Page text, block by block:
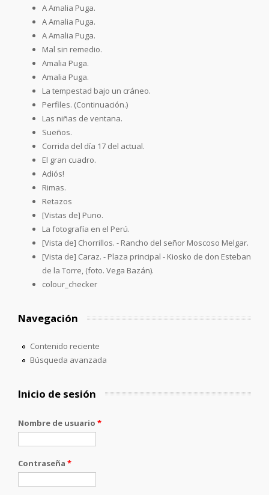
A Amalia Puga.
A Amalia Puga.
A Amalia Puga.
Mal sin remedio.
Amalia Puga.
Amalia Puga.
La tempestad bajo un cráneo.
Perfiles. (Continuación.)
Las niñas de ventana.
Sueños.
Corrida del día 17 del actual.
El gran cuadro.
Adiós!
Rimas.
Retazos
[Vistas de] Puno.
La fotografía en el Perú.
[Vista de] Chorrillos. - Rancho del señor Moscoso Melgar.
[Vista de] Caraz. - Plaza principal - Kiosko de don Esteban
de la Torre, (foto. Vega Bazán).
colour_checker
Navegación
Contenido reciente
Búsqueda avanzada
Inicio de sesión
Nombre de usuario *
Contraseña *